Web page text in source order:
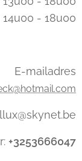
- 18u00
E-mailadres
+3253666047